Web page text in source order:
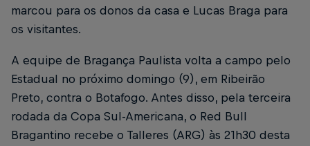
marcou para os donos da casa e Lucas Braga para
os visitantes.
A equipe de Bragança Paulista volta a campo pelo
Estadual no próximo domingo (9), em Ribeirão
Preto, contra o Botafogo. Antes disso, pela terceira
rodada da Copa Sul-Americana, o Red Bull
Bragantino recebe o Talleres (ARG) às 21h30 desta